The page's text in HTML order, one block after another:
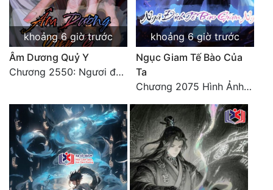
khoảng 6 giờ trước
Âm Dương Quỷ Y
Chương 2550: Ngươi đoán xem
khoảng 6 giờ trước
Ngục Giam Tế Bào Của
Ta
Chương 2075 Hình Ảnh Màu Xám